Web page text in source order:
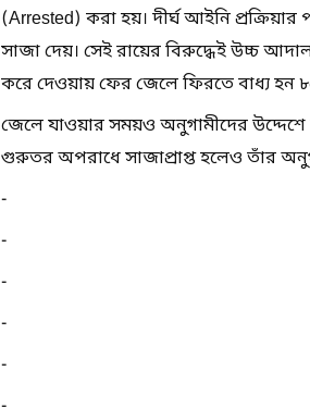
(Arrested) করা হয়। দীর্ঘ আইনি
সাজা দেয়। সেই রায়ের বিরুদ্ধেই উচ্চ
করে দেওয়ায় ফের জেলে ফিরতে বাধ্য হন
জেলে যাওয়ার সময়ও অনুগামীদের
গুরুতর অপরাধে সাজাপ্রাপ্ত হলেও তাঁর
-
-
-
-
-
-